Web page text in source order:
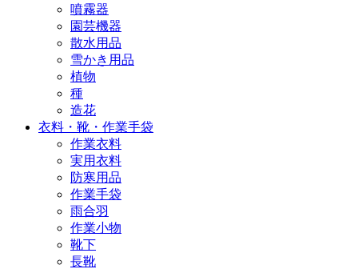
噴霧器
園芸機器
散水用品
雪かき用品
植物
種
造花
衣料・靴・作業手袋
作業衣料
実用衣料
防寒用品
作業手袋
雨合羽
作業小物
靴下
長靴